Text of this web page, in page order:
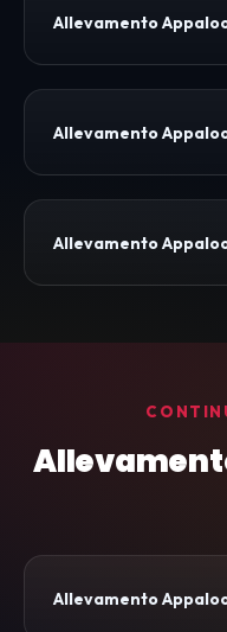
Allevamento
Allevamento
Allevamento
Allevamento